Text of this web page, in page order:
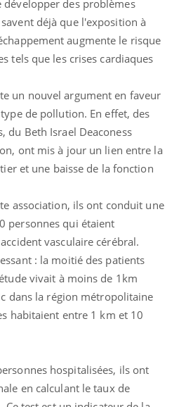
développer des problèmes
déjà que l'exposition à
augmente le risque
tels que les crises cardiaques
un nouvel argument en faveur
de pollution. En effet, des
du Beth Israel Deaconess
ont mis à jour un lien entre la
et une baisse de la fonction
association, ils ont conduit une
personnes qui étaient
vasculaire cérébral.
: la moitié des patients
vivait à moins de 1km
dans la région métropolitaine
habitaient entre 1 km et 10
hospitalisées, ils ont
en calculant le taux de